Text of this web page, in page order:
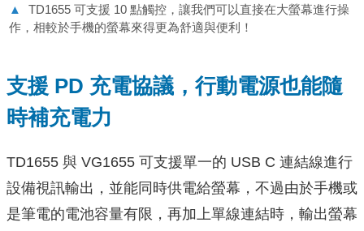
▲
TD1655 可支援 10 點觸控，讓我們可以直接在大螢幕進行操
作，相較於手機的螢幕來得更為舒適與便利！
支援 PD 充電協議，行動電源也能隨
時補充電力
TD1655 與 VG1655 可支援單一的 USB C 連結線進行
設備視訊輸出，並能同時供電給螢幕，不過由於手機或
是筆電的電池容量有限，再加上單線連結時，輸出螢幕